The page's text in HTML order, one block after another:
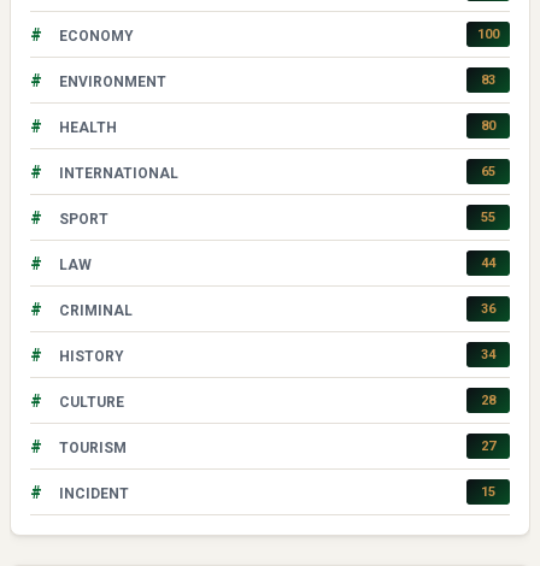
# ECONOMY 100
# ENVIRONMENT 83
# HEALTH 80
# INTERNATIONAL 65
# SPORT 55
# LAW 44
# CRIMINAL 36
# HISTORY 34
# CULTURE 28
# TOURISM 27
# INCIDENT 15